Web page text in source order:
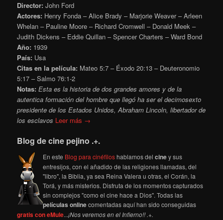
Director: John Ford
Actores: Henry Fonda – Alice Brady – Marjorie Weaver – Arleen
Whelan – Pauline Moore – Richard Cromwell – Donald Meek –
Judith Dickens – Eddie Quillan – Spencer Charters – Ward Bond
Año: 1939
País: Usa
Citas en la película: Mateo 5:7 – Éxodo 20:13 – Deuteronomio
5:17 – Salmo 76:1-2
Notas:Esta es la historia de dos grandes amores y de la
autentica formación del hombre que llegó ha ser el decimosexto
presidente de los Estados Unidos, Abraham Lincoln, libertador de
los esclavos Leer más →
Blog de cine pejino .+.
En este Blog para cinéfiloshablamos delciney sus
entresijos, con el añadido de las religiones llamadas, del
"libro", la Biblia, ya sea Reina Valera u otras, el Corán, la
Torá, y más misterios. Disfruta de los momentos capturados
sin complejos "como el cine hace a Dios". Todas las
películas onlinecomentadas aquí han sido conseguidas
gratis con eMule...¡Nos veremos en el Infierno!! .+.